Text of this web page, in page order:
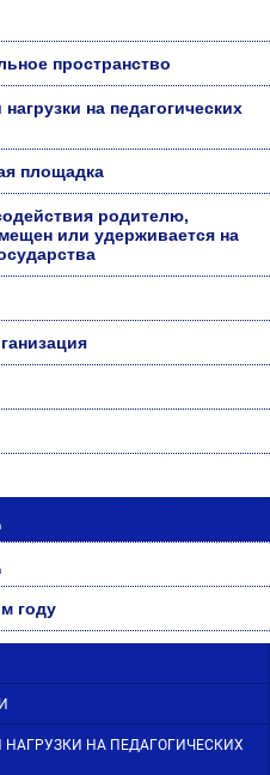
пространство
на педагогических
площадка
родителю,
или удерживается на
году
НА ПЕДАГОГИЧЕСКИХ